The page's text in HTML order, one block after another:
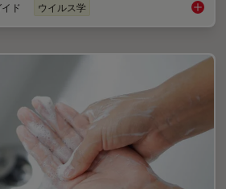
ド ウイルス学 ウイル